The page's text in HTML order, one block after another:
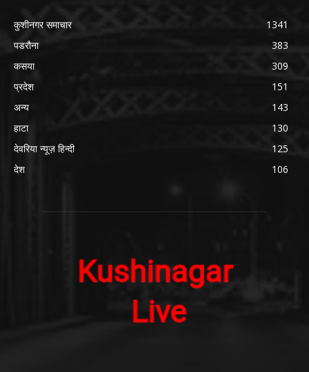
कुशीनगर समाचार
1341
पडरौना
383
कसया
309
प्रदेश
151
अन्य
143
हाटा
130
देवरिया न्यूज़ हिन्दी
125
देश
106